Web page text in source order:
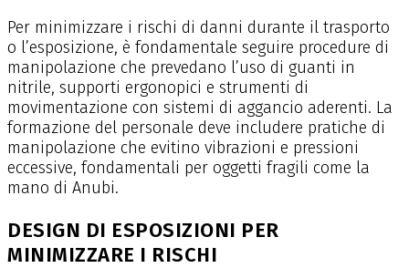
Per minimizzare i rischi di danni durante il trasporto
o l’esposizione, è fondamentale seguire procedure di
manipolazione che prevedano l’uso di guanti in
nitrile, supporti ergonopici e strumenti di
movimentazione con sistemi di aggancio aderenti. La
formazione del personale deve includere pratiche di
manipolazione che evitino vibrazioni e pressioni
eccessive, fondamentali per oggetti fragili come la
mano di Anubi.
DESIGN DI ESPOSIZIONI PER
MINIMIZZARE I RISCHI